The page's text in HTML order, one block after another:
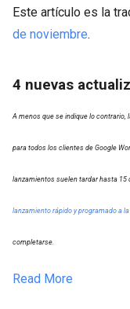
Este artículo es la
de noviembre.
4 nuevas
A menos que se indique lo
para todos los clientes de Google
lanzamientos suelen tardar hasta 15
lanzamiento rápido y programado a la
completarse.
Read More